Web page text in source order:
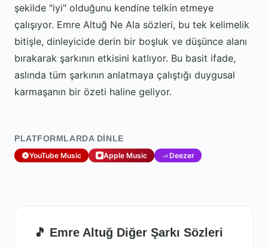
şekilde "iyi" olduğunu kendine telkin etmeye
çalışıyor. Emre Altuğ Ne Ala sözleri, bu tek kelimelik
bitişle, dinleyicide derin bir boşluk ve düşünce alanı
bırakarak şarkının etkisini katlıyor. Bu basit ifade,
aslında tüm şarkının anlatmaya çalıştığı duygusal
karmaşanın bir özeti haline geliyor.
PLATFORMLARDA DINLE
YouTube Music Apple Music Deezer
🎵 Emre Altuğ Diğer Şarkı Sözleri